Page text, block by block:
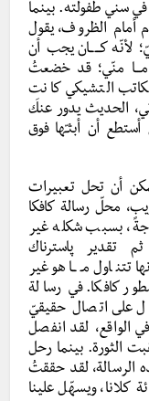
في سني طفولته. بينما
أمام الظروف، يقول
لأنّه كـــــان يجب أن
منّي؛ قد خضعتُ
التشيكي كانت
الحديث يدور عنكَ
أن أبثـّها فوق
أن تحل تعبيرات
محلّ رسالة كافكا
بسبب شكله غير
تقدير پاسترناك
تتناول مـــا هو غير
كافكا. في رسالة
على اتصال حقيقيّ
الواقع، لقد انفصل
الثورة. بينما رحل
الرسالة، لقد حققتُ
كلانا، ويسهّل علينا